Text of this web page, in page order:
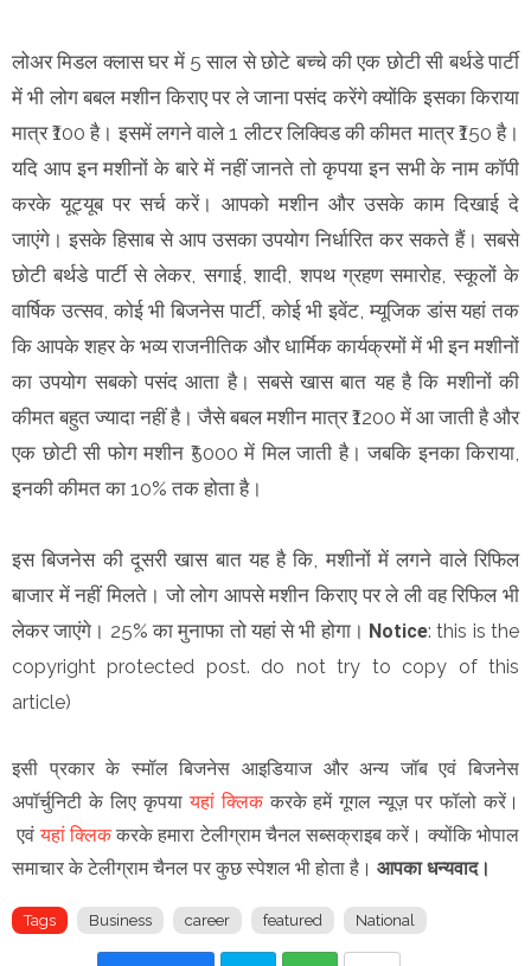
लोअर मिडल क्लास घर में 5 साल से छोटे बच्चे की एक छोटी सी बर्थडे पार्टी
में भी लोग बबल मशीन किराए पर ले जाना पसंद करेंगे क्योंकि इसका किराया
मात्र ₹100 है। इसमें लगने वाले 1 लीटर लिक्विड की कीमत मात्र ₹150 है।
यदि आप इन मशीनों के बारे में नहीं जानते तो कृपया इन सभी के नाम कॉपी
करके यूट्यूब पर सर्च करें। आपको मशीन और उसके काम दिखाई दे
जाएंगे। इसके हिसाब से आप उसका उपयोग निर्धारित कर सकते हैं। सबसे
छोटी बर्थडे पार्टी से लेकर, सगाई, शादी, शपथ ग्रहण समारोह, स्कूलों के
वार्षिक उत्सव, कोई भी बिजनेस पार्टी, कोई भी इवेंट, म्यूजिक डांस यहां तक
कि आपके शहर के भव्य राजनीतिक और धार्मिक कार्यक्रमों में भी इन मशीनों
का उपयोग सबको पसंद आता है। सबसे खास बात यह है कि मशीनों की
कीमत बहुत ज्यादा नहीं है। जैसे बबल मशीन मात्र ₹1200 में आ जाती है और
एक छोटी सी फोग मशीन ₹5000 में मिल जाती है। जबकि इनका किराया,
इनकी कीमत का 10% तक होता है।
इस बिजनेस की दूसरी खास बात यह है कि, मशीनों में लगने वाले रिफिल
बाजार में नहीं मिलते। जो लोग आपसे मशीन किराए पर ले ली वह रिफिल भी
लेकर जाएंगे। 25% का मुनाफा तो यहां से भी होगा। Notice: this is the
copyright protected post. do not try to copy of this
article)
इसी प्रकार के स्मॉल बिजनेस आइडियाज और अन्य जॉब एवं बिजनेस
अपॉर्चुनिटी के लिए कृपयायहां क्लिककरके हमें गूगल न्यूज़ पर फॉलो करें।
एवंयहां क्लिककरके हमारा टेलीग्राम चैनल सब्सक्राइब करें। क्योंकि भोपाल
समाचार के टेलीग्राम चैनल पर कुछ स्पेशल भी होता है। आपका धन्यवाद।
Tags Business career featured National